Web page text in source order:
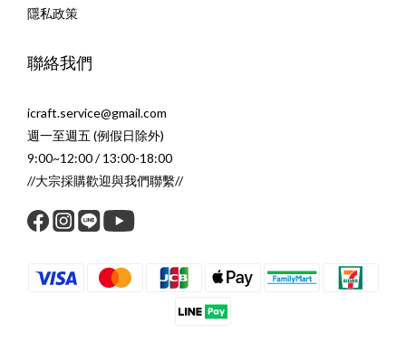
隱私政策
聯絡我們
icraft.service@gmail.com
週一至週五 (例假日除外)
9:00~12:00 / 13:00-18:00
//大宗採購歡迎與我們聯繫//